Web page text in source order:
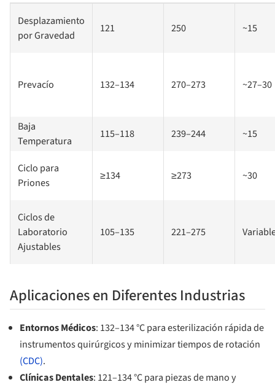
Desplazamiento
por Gravedad
121 250 ~15
Prevacío 132–134 270–273 ~27–30
Baja
Temperatura
115–118 239–244 ~15
Ciclo para
Priones
≥134 ≥273 ~30
Ciclos de
Laboratorio
Ajustables
105–135 221–275
Aplicaciones en Diferentes Industrias
Entornos Médicos: 132–134 °C para esterilización rápida de
instrumentos quirúrgicos y minimizar tiempos de rotación
(CDC).
Clínicas Dentales: 121–134 °C para piezas de mano y